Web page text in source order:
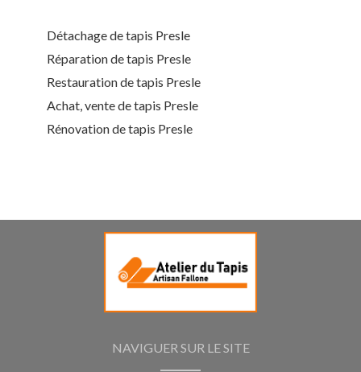
Détachage de tapis Presle
Réparation de tapis Presle
Restauration de tapis Presle
Achat, vente de tapis Presle
Rénovation de tapis Presle
NAVIGUER SUR LE SITE